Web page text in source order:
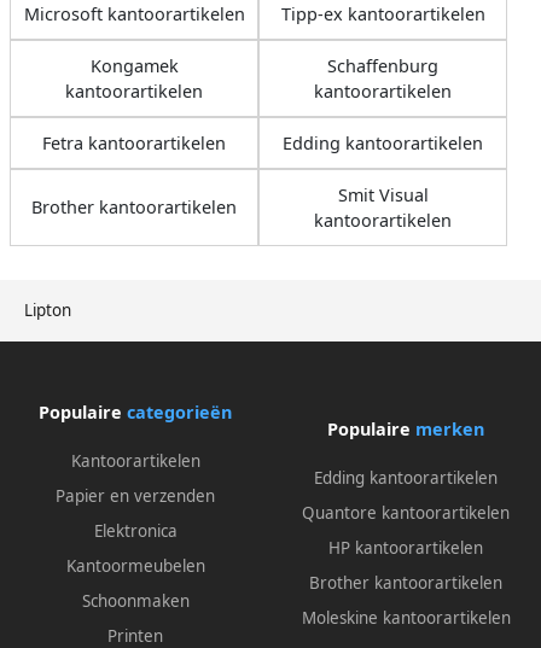
Lipton
Microsoft kantoorartikelen Tipp-ex kantoorartikelen
Kongamek
kantoorartikelen
Schaffenburg
kantoorartikelen
Fetra kantoorartikelen Edding kantoorartikelen
Brother kantoorartikelen
Smit Visual
kantoorartikelen
Populaire categorieën
Kantoorartikelen
Papier en verzenden
Elektronica
Kantoormeubelen
Schoonmaken
Printen
Populaire merken
Edding kantoorartikelen
Quantore kantoorartikelen
HP kantoorartikelen
Brother kantoorartikelen
Moleskine kantoorartikelen